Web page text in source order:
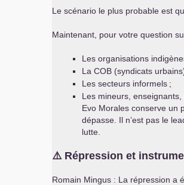
Le scénario le plus probable est
Maintenant, pour votre question
Les organisations
La COB (syndicats
Les secteurs informels ;
Les mineurs, enseignants,
Evo Morales conserve un
dépasse. Il n’est pas le
lutte.
⚠️ Répression et
Romain Mingus : La répression a